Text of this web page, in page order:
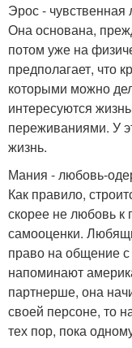
Эрос - чувственная
Она основана,
потом уже на
предполагает, что
которыми можно
интересуются
переживаниями. У
жизнь.
Мания - любовь-
Как правило,
скорее не любовь к
самооценки.
право на общение
напоминают
партнерше, она
своей персоне, то
тех пор, пока